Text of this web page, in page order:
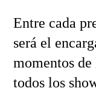
Entre cada
será el
momentos
todos los